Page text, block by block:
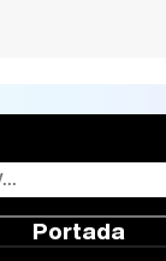
Portada